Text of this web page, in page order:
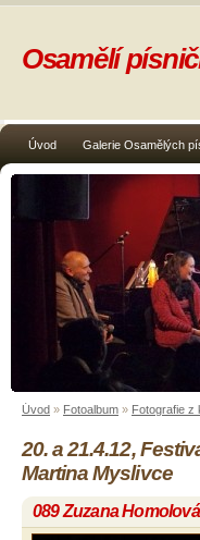
Úvod Galerie Osamělých
Osamělí
Úvod » Fotoalbum » Fotografie z
20. a 21.4.12,
Martina Myslivce
089 Zuzana Homolová